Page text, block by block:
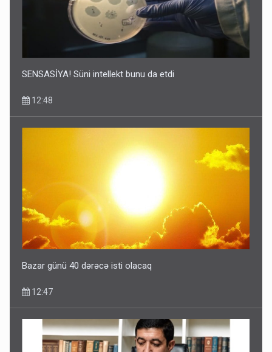
SENSASİYA! Süni intellekt bunu da etdi
12:48
Bazar günü 40 dərəcə isti olacaq
12:47